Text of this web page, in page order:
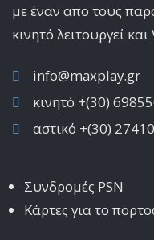
με έναν απο τους
κινητό λειτoυργεί
info@maxplay.gr
κινητό +(30)
αστικό +(30)
Συνδρομές PSN
Κάρτες για το